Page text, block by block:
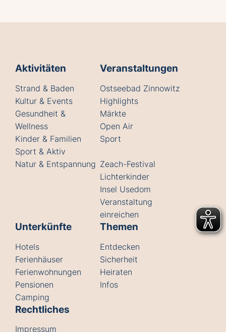
Aktivitäten
Strand & Baden
Kultur & Events
Gesundheit &
Wellness
Kinder & Familien
Sport & Aktiv
Natur & Entspannung
Veranstaltungen
Ostseebad Zinnowitz
Highlights
Märkte
Open Air
Sport
Zeach-Festival
Lichterkinder
Insel Usedom
Veranstaltung
einreichen
Unterkünfte
Hotels
Ferienhäuser
Ferienwohnungen
Pensionen
Camping
Themen
Entdecken
Sicherheit
Heiraten
Infos
Rechtliches
Impressum